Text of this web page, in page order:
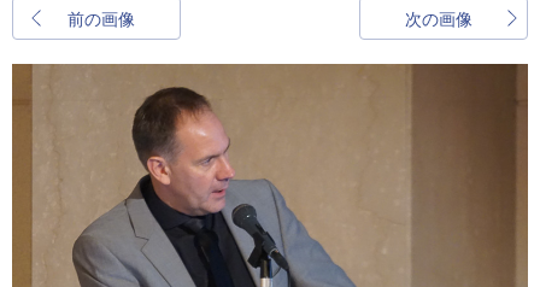
前の画像 次の画像